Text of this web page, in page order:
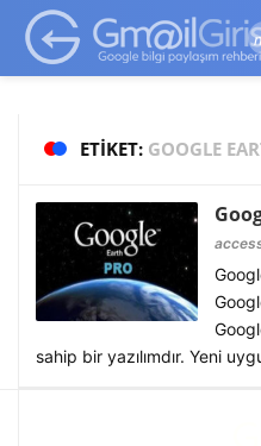
google-site-
ETIKET: GOOGLE
sahip bir yazılımdır. Yeni